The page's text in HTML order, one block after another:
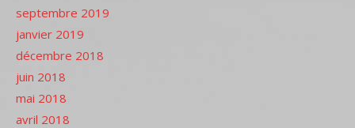
septembre 2019
janvier 2019
décembre 2018
juin 2018
mai 2018
avril 2018